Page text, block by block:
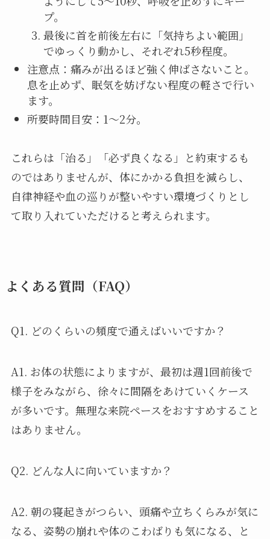
プ。
最後に首を前後左右に「気持ちよい範囲」
でゆっくり動かし、それぞれ5秒程度。
注意点：痛みが出るほど強く伸ばさないこと。
息を止めず、眠気を妨げない程度の軽さで行い
ます。
所要時間目安：1〜2分。
これらは「治る」「必ず良くなる」と約束するも
のではありませんが、体にかかる負担を減らし、
自律神経や血の巡りが整いやすい環境づくりとし
て取り入れていただけると考えられます。
よくある質問（FAQ）
Q1. どのくらいの頻度で通えばいいですか？
A1. お体の状態によりますが、最初は週1回前後で
様子をみながら、徐々に間隔をあけていくケース
が多いです。無理な来院ペースをおすすめすること
はありません。
Q2. どんな人に向いていますか？
A2. 朝の寝起きがつらい、頭痛や立ちくらみが気に
なる、姿勢の崩れや体のこわばりも気になる、と